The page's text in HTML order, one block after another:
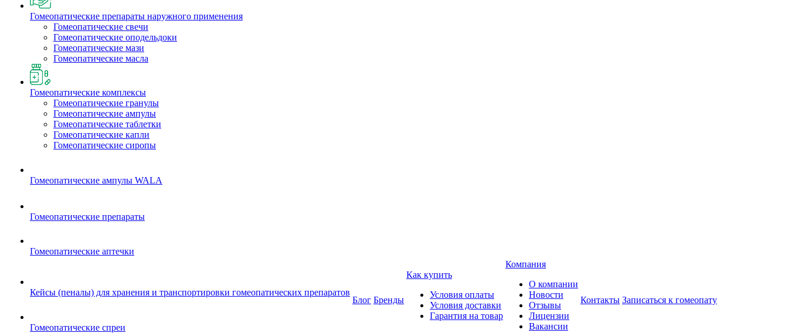
Гомеопатические препараты наружного применения
Гомеопатические свечи
Гомеопатические оподельдоки
Гомеопатические мази
Гомеопатические масла
Гомеопатические комплексы
Гомеопатические гранулы
Гомеопатические ампулы
Гомеопатические таблетки
Гомеопатические капли
Гомеопатические сиропы
Гомеопатические ампулы WALA
Гомеопатические препараты
Гомеопатические аптечки
Кейсы (пеналы) для хранения и транспортировки гомеопатических препаратов
Гомеопатические спреи
Блог Бренды
Как купить
Условия оплаты
Условия доставки
Гарантия на товар
Компания
О компании
Новости
Отзывы
Лицензии
Вакансии
Контакты Записаться к гомеопату